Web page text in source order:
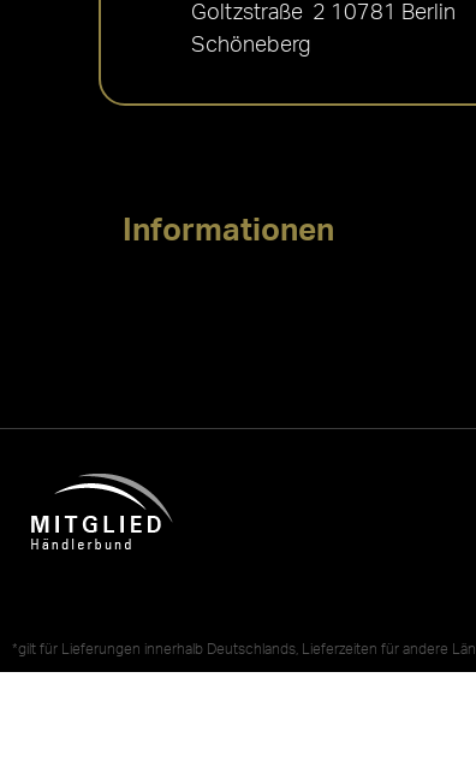
Goltzstraße 2 10781 Berlin
Schöneberg
Informationen
*gilt für Lieferungen innerhalb Deutschlands, Lieferzeiten für andere